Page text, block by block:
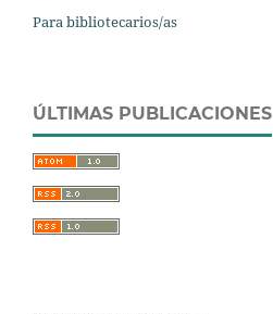
Para bibliotecarios/as
ÚLTIMAS PUBLICACIONES